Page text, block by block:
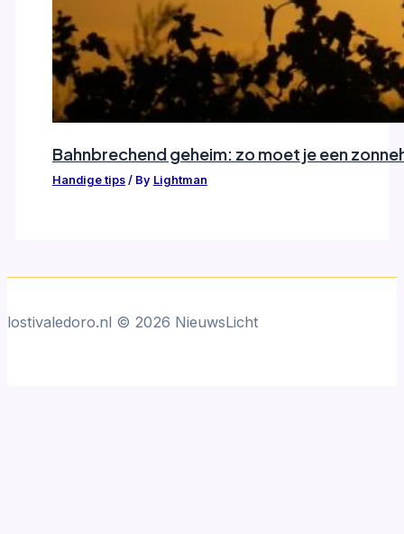
Bahnbrechend geheim: zo moet je een
Handige tips/ By Lightman
lostivaledoro.nl © 2026 NieuwsLicht